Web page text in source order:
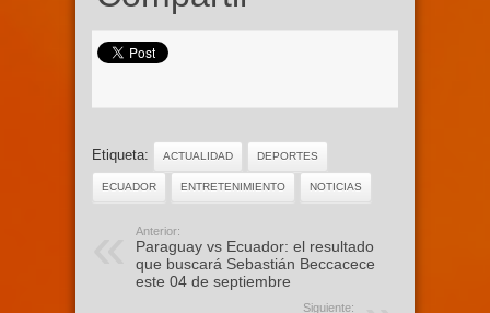
Etiqueta: ACTUALIDAD DEPORTES
ECUADOR ENTRETENIMIENTO NOTICIAS
Anterior:
Paraguay vs Ecuador: el resultado
que buscará Sebastián Beccacece
este 04 de septiembre
Siguiente: